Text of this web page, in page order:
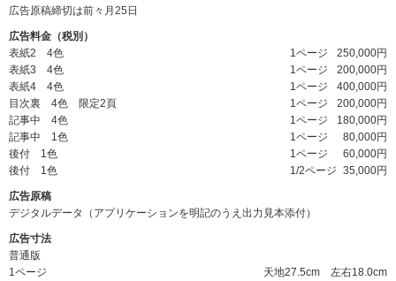
広告原稿締切は前々月25日
広告料金（税別）
表紙2 4色
1ページ
250,000円
表紙3 4色
1ページ
200,000円
表紙4 4色
1ページ
400,000円
目次裏 4色 限定2頁
1ページ
200,000円
記事中 4色
1ページ
180,000円
記事中 1色
1ページ
80,000円
後付 1色
1ページ
60,000円
後付 1色
1/2ページ 35,000円
広告原稿
デジタルデータ（アプリケーションを明記のうえ出力見本添付）
広告寸法
普通版
1ページ
天地27.5cm 左右18.0cm